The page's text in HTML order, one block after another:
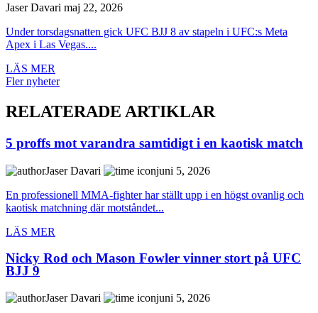
Jaser Davari maj 22, 2026
Under torsdagsnatten gick UFC BJJ 8 av stapeln i UFC:s Meta
Apex i Las Vegas....
LÄS MER
Fler nyheter
RELATERADE ARTIKLAR
5 proffs mot varandra samtidigt i en kaotisk match
Jaser Davari
juni 5, 2026
En professionell MMA-fighter har ställt upp i en högst ovanlig och
kaotisk matchning där motståndet...
LÄS MER
Nicky Rod och Mason Fowler vinner stort på UFC
BJJ 9
Jaser Davari
juni 5, 2026